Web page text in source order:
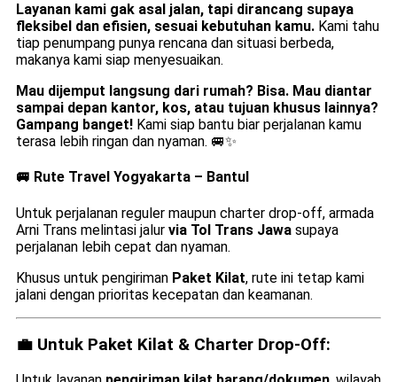
Layanan kami gak asal jalan, tapi dirancang supaya
fleksibel dan efisien, sesuai kebutuhan kamu. Kami tahu
tiap penumpang punya rencana dan situasi berbeda,
makanya kami siap menyesuaikan.
Mau dijemput langsung dari rumah? Bisa. Mau diantar
sampai depan kantor, kos, atau tujuan khusus lainnya?
Gampang banget! Kami siap bantu biar perjalanan kamu
terasa lebih ringan dan nyaman. 🚐✨
🚐 Rute Travel Yogyakarta – Bantul
Untuk perjalanan reguler maupun charter drop-off, armada
Arni Trans melintasi jalur via Tol Trans Jawa supaya
perjalanan lebih cepat dan nyaman.
Khusus untuk pengiriman Paket Kilat, rute ini tetap kami
jalani dengan prioritas kecepatan dan keamanan.
💼 Untuk Paket Kilat & Charter Drop-Off: